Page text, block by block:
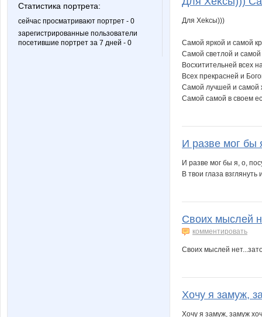
Статистика портрета:
сейчас просматривают портрет - 0
зарегистрированные пользователи
посетившие портрет за 7 дней - 0
Для Xekcы)))
Самой яркой и самой
Самой светлой и
Восхитительней всех
Всех прекрасней и
Самой лучшей и самой
Самой самой в своем
И разве мог бы
И разве мог бы я, о,
В твои глаза взглянуть
Своих мыслей
комментировать
Своих мыслей
Хочу я замуж,
Хочу я замуж, замуж